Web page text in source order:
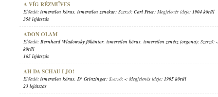
A VÍG RÉZMŰVES
Előadó: ismeretlen kórus, ismeretlen zenekar; Szerző: Carl Peter; Megjelenés ideje: 1904 körül
358 lejátszás
ADON OLAM
Előadó: Bernhard Wladowsky főkántor, ismeretlen kórus, ismeretlen zenész (orgona); Szerző: -
körül
165 lejátszás
AH DA SCHAU I JO!
Előadó: ismeretlen kórus,D' Grinzinger; Szerző: -; Megjelenés ideje: 1905 körül
23 lejátszás